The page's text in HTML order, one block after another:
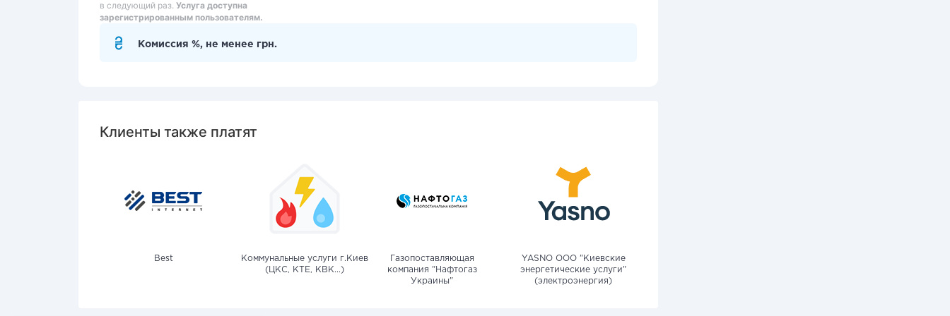
в следующий раз. Услуга доступна
зарегистрированным пользователям.
Комиссия %, не менее грн.
Клиенты также платят
Best
Коммунальные услуги г.Киев
(ЦКС, КТЕ, КВК...)
Газопоставляющая
компания "Нафтогаз
Украины"
YASNO OOO "Киевские
энергетические услуги"
(электроэнергия)